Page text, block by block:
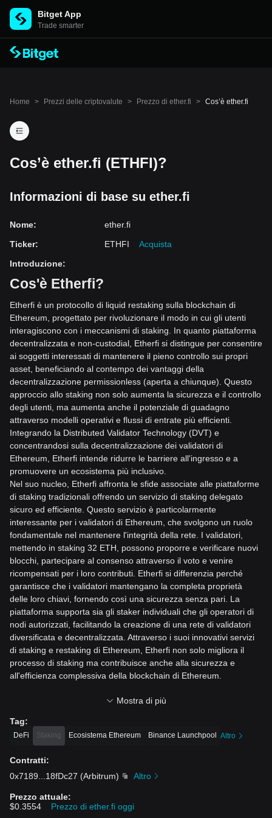
Bitget App
Trade smarter
Home > Prezzi delle criptovalute > Prezzo di ether.fi > Cos’è ether.fi
Cos’è ether.fi (ETHFI)?
Informazioni di base su ether.fi
Nome:
ether.fi
Ticker: ETHFI
Acquista
Introduzione:
Cos'è Etherfi?
Etherfi è un protocollo di liquid restaking sulla blockchain di
Ethereum, progettato per rivoluzionare il modo in cui gli utenti
interagiscono con i meccanismi di staking. In quanto piattaforma
decentralizzata e non-custodial, Etherfi si distingue per consentire
ai soggetti interessati di mantenere il pieno controllo sui propri
asset, beneficiando al contempo dei vantaggi della
decentralizzazione permissionless (aperta a chiunque). Questo
approccio allo staking non solo aumenta la sicurezza e il controllo
degli utenti, ma aumenta anche il potenziale di guadagno
attraverso modelli operativi e flussi di entrate più efficienti.
Integrando la Distributed Validator Technology (DVT) e
concentrandosi sulla decentralizzazione dei validatori di
Ethereum, Etherfi intende ridurre le barriere all'ingresso e a
promuovere un ecosistema più inclusivo.
Nel suo nucleo, Etherfi affronta le sfide associate alle piattaforme
di staking tradizionali offrendo un servizio di staking delegato
sicuro ed efficiente. Questo servizio è particolarmente
interessante per i validatori di Ethereum, che svolgono un ruolo
fondamentale nel mantenere l'integrità della rete. I validatori,
mettendo in staking 32 ETH, possono proporre e verificare nuovi
blocchi, partecipare al consenso attraverso il voto e venire
ricompensati per i loro contributi. Etherfi si differenzia perché
garantisce che i validatori mantengano la completa proprietà
delle loro chiavi, fornendo così una sicurezza senza pari. La
piattaforma supporta sia gli staker individuali che gli operatori di
nodi autorizzati, facilitando la creazione di una rete di validatori
diversificata e decentralizzata. Attraverso i suoi innovativi servizi
di staking e restaking di Ethereum, Etherfi non solo migliora il
processo di staking ma contribuisce anche alla sicurezza e
all'efficienza complessiva della blockchain di Ethereum.
Documenti ufficiali:
Sito ufficiale:
https://www.ether.fi/
Come funziona Etherfi?
Etherfi opera con un meccanismo semplice ma efficace, che si
quanto riguarda lo staking di Ethereum, il protocollo sottolinea
l'importanza dei validatori, fondamentali per la sicurezza della
Mostra di più
Tag:
DeFi Staking Ecosistema Ethereum Binance Launchpool Altro
Contratti:
0x7189
18fDc27 (Arbitrum) Altro
Prezzo attuale:
$0.3554
Prezzo di ether.fi oggi